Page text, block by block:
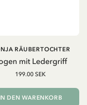
mit Ledergriff
RÄUBERTOCHTER
199.00 SEK
IN DEN WARENKORB